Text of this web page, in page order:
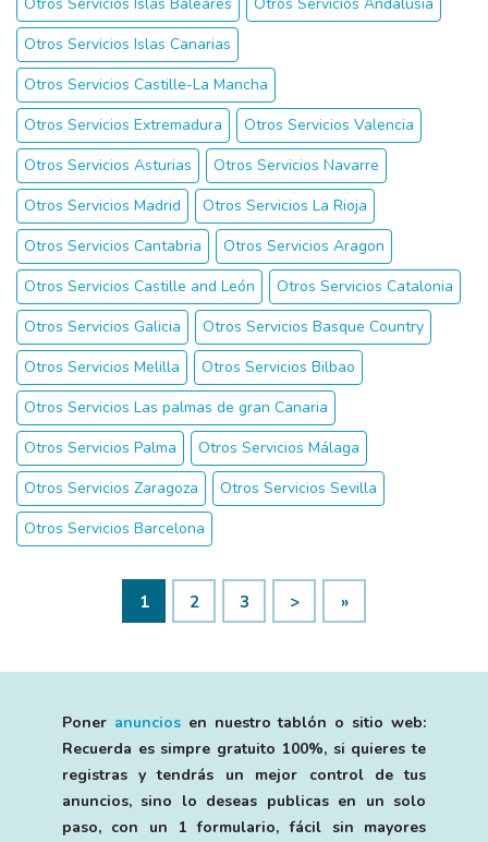
Otros Servicios Islas Canarias
Otros Servicios Castille-La Mancha
Otros Servicios Extremadura
Otros Servicios Valencia
Otros Servicios Asturias
Otros Servicios Navarre
Otros Servicios Madrid
Otros Servicios La Rioja
Otros Servicios Cantabria
Otros Servicios Aragon
Otros Servicios Castille and León
Otros Servicios Catalonia
Otros Servicios Galicia
Otros Servicios Basque Country
Otros Servicios Melilla
Otros Servicios Bilbao
Otros Servicios Las palmas de gran Canaria
Otros Servicios Palma
Otros Servicios Málaga
Otros Servicios Zaragoza
Otros Servicios Sevilla
Otros Servicios Barcelona
1 2 3 > »
Poner anunciosen nuestro tablón o sitio web:
Recuerda es simpre gratuito 100%, si quieres te
registras y tendrás un mejor control de tus
anuncios, sino lo deseas publicas en un solo
paso, con un 1 formulario, fácil sin mayores